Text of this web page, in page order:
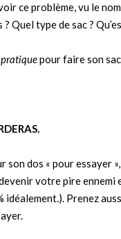
ce problème, vu le
Quel type de sac ?
pour faire son
son dos « pour essayer
votre pire ennemi
idéalement.). Prenez